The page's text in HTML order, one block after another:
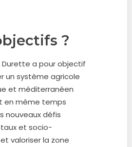
?
Durette a pour objectif
un système agricole
et méditerranéen
en même temps
nouveaux défis
et socio-
valoriser la zone